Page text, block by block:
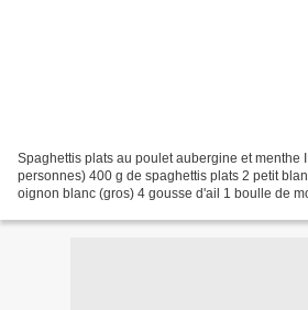
Spaghettis plats au poulet aubergine et menthe
personnes) 400 g de spaghettis plats 2 petit
oignon blanc (gros) 4 gousse d'ail 1 boulle de